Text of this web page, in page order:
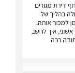
דירת מגורים
בהליך של
למכור אותה.
איך לחשב
רבה